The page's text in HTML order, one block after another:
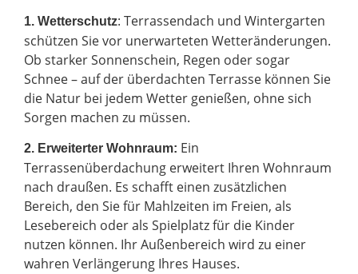
1. Wetterschutz: Terrassendach und Wintergarten
schützen Sie vor unerwarteten Wetteränderungen.
Ob starker Sonnenschein, Regen oder sogar
Schnee – auf der überdachten Terrasse können Sie
die Natur bei jedem Wetter genießen, ohne sich
Sorgen machen zu müssen.
2. Erweiterter Wohnraum: Ein
Terrassenüberdachung erweitert Ihren Wohnraum
nach draußen. Es schafft einen zusätzlichen
Bereich, den Sie für Mahlzeiten im Freien, als
Lesebereich oder als Spielplatz für die Kinder
nutzen können. Ihr Außenbereich wird zu einer
wahren Verlängerung Ihres Hauses.